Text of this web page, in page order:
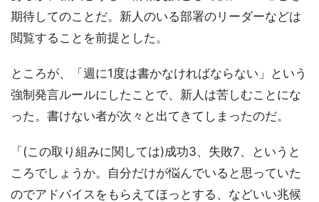
期待してのことだ。新人のいる部署のリーダーなどは
閲覧することを前提とした。
ところが、「週に1度は書かなければならない」という
強制発言ルールにしたことで、新人は苦しむことにな
った。書けない者が次々と出てきてしまったのだ。
「(この取り組みに関しては)成功3、失敗7、というと
ころでしょうか。自分だけが悩んでいると思っていた
のでアドバイスをもらえてほっとする、などいい兆候